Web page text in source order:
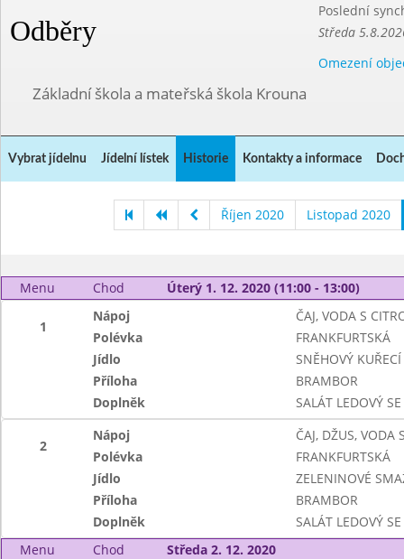
Odběry
Poslední
Středa
Omezení
Základní škola a mateřská škola Krouna
Vybrat jídelnu Jídelní lístek Historie Kontakty a informace
Říjen 2020 Listopad 2020
Menu Chod Úterý 1. 12. 2020 (11:00 - 13:00)
1
Nápoj
ČAJ, VODA S
Polévka
FRANKFURTSKÁ
Jídlo
SNĚHOVÝ
Příloha
BRAMBOR
Doplněk
SALÁT LEDOVÝ
2
Nápoj
ČAJ, DŽUS, VODA
Polévka
FRANKFURTSKÁ
Jídlo
ZELENINOVÉ
Příloha
BRAMBOR
Doplněk
SALÁT LEDOVÝ
Menu
Chod
Středa 2. 12. 2020